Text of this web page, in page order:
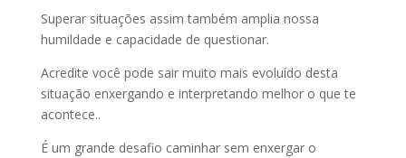
Superar situações assim também amplia nossa
humildade e capacidade de questionar.
Acredite você pode sair muito mais evoluído desta
situação enxergando e interpretando melhor o que te
acontece..
É um grande desafio caminhar sem enxergar o